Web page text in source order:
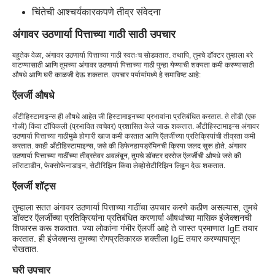
चिंतेची आश्चर्यकारकपणे तीव्र संवेदना
अंगावर उठणार्या पित्ताच्या गाठी साठी उपचार
बहुतेक वेळा, अंगावर उठणार्या पित्ताच्या गाठी स्वतःच सोडवतात. तथापि, तुमचे डॉक्टर तुम्हाला बरे
वाटण्यासाठी आणि तुमच्या अंगावर उठणार्या पित्ताच्या गाठी पुन्हा येण्याची शक्यता कमी करण्यासाठी
औषधे आणि घरी काळजी देऊ शकतात. उपचार पर्यायांमध्ये हे समाविष्ट आहे:
ऍलर्जी औषधे
अँटीहिस्टामाइन्स ही औषधे आहेत जी हिस्टामाइनच्या प्रभावांना प्रतिबंधित करतात. ते तोंडी (एक
गोळी) किंवा टॉपिकली (प्रभावित त्वचेवर) प्रशासित केले जाऊ शकतात. अँटीहिस्टामाइन्स अंगावर
उठणार्या पित्ताच्या गाठीमुळे होणारी खाज कमी करतात आणि ऍलर्जीच्या प्रतिक्रियांची तीव्रता कमी
करतात. काही अँटीहिस्टामाइन्स, जसे की डिफेनहायड्रॅमिनची क्रिया जलद सुरू होते. अंगावर
उठणार्या पित्ताच्या गाठींच्या तीव्रतेवर अवलंबून, तुमचे डॉक्टर दररोज ऍलर्जीची औषधे जसे की
लॉराटाडीन, फेक्सोफेनाडाइन, सेटीरिझिन किंवा लेव्होसेटीरिझिन लिहून देऊ शकतात.
ऍलर्जी शॉट्स
तुम्हाला सतत अंगावर उठणार्या पित्ताच्या गाठींचा उपचार करणे कठीण असल्यास, तुमचे
डॉक्टर ऍलर्जीच्या प्रतिक्रियांना प्रतिबंधित करणार्या औषधांच्या मासिक इंजेक्शनची
शिफारस करू शकतात. ज्या लोकांना गंभीर ऍलर्जी आहे ते जास्त प्रमाणात IgE तयार
करतात. ही इंजेक्शन्स तुमच्या रोगप्रतिकारक शक्तीला IgE तयार करण्यापासून
रोखतात.
घरी उपचार